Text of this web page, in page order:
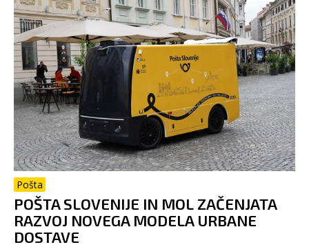
Pošta
POŠTA SLOVENIJE IN MOL ZAČENJATA
RAZVOJ NOVEGA MODELA URBANE
DOSTAVE